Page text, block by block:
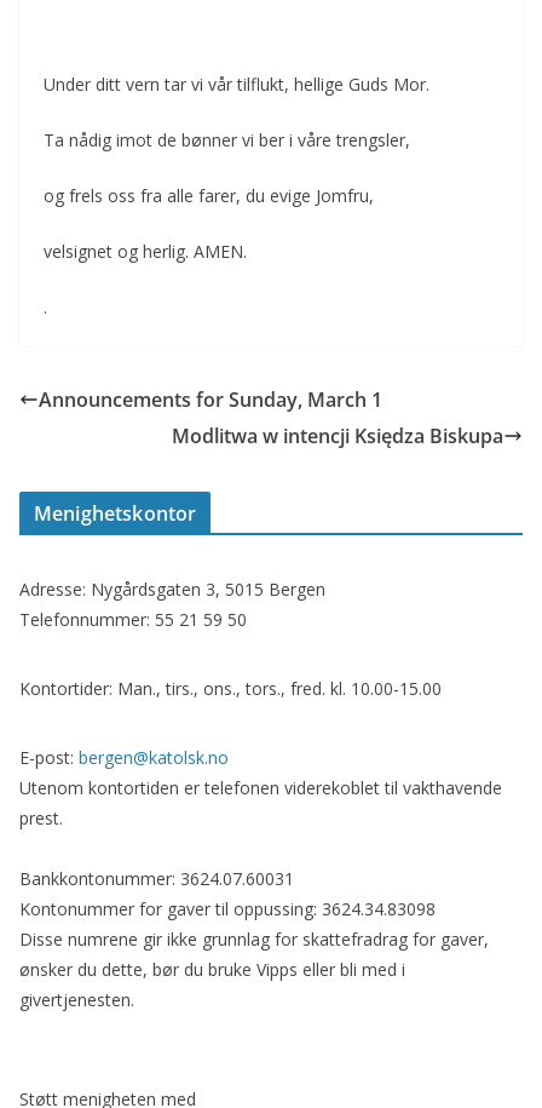
Under ditt vern tar vi vår tilflukt, hellige Guds Mor.
Ta nådig imot de bønner vi ber i våre trengsler,
og frels oss fra alle farer, du evige Jomfru,
velsignet og herlig. AMEN.
.
Announcements for Sunday, March 1
Modlitwa w intencji Księdza Biskupa
Menighetskontor
Adresse: Nygårdsgaten 3, 5015 Bergen
Telefonnummer: 55 21 59 50
Kontortider: Man., tirs., ons., tors., fred. kl. 10.00-15.00
E-post: bergen@katolsk.no
Utenom kontortiden er telefonen viderekoblet til vakthavende
prest.
Bankkontonummer: 3624.07.60031
Kontonummer for gaver til oppussing: 3624.34.83098
Disse numrene gir ikke grunnlag for skattefradrag for gaver,
ønsker du dette, bør du bruke Vipps eller bli med i
givertjenesten.
Støtt menigheten med